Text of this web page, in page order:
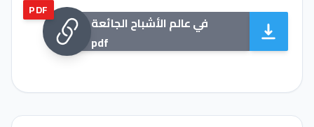
PDF
في عالم الأشباح الجائعة
pdf